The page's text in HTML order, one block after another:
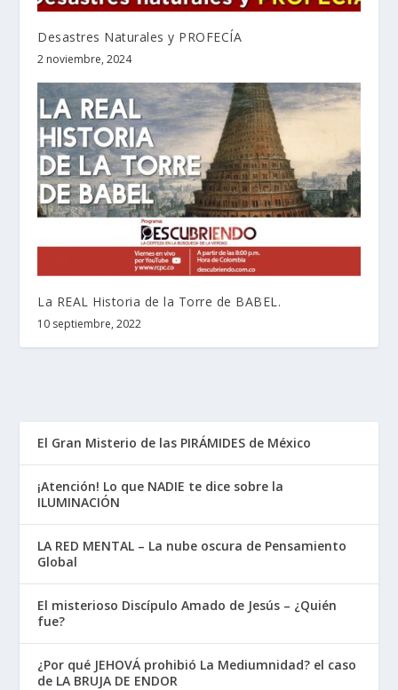
Desastres Naturales y PROFECÍA
2 noviembre, 2024
La REAL Historia de la Torre de BABEL.
10 septiembre, 2022
El Gran Misterio de las PIRÁMIDES de México
¡Atención! Lo que NADIE te dice sobre la
ILUMINACIÓN
LA RED MENTAL – La nube oscura de Pensamiento
Global
El misterioso Discípulo Amado de Jesús – ¿Quién
fue?
¿Por qué JEHOVÁ prohibió La Mediumnidad? el caso
de LA BRUJA DE ENDOR